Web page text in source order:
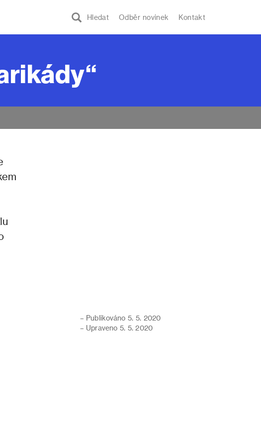
Hledat Odběr novinek Kontakt
– Publikováno 5. 5. 2020
– Upraveno 5. 5. 2020